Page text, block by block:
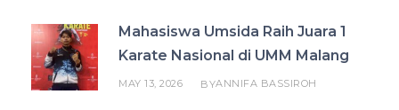
Mahasiswa Umsida Raih Juara 1
Karate Nasional di UMM Malang
MAY 13, 2026 BYANNIFA BASSIROH